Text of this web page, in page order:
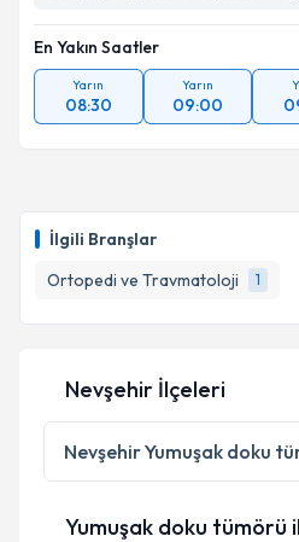
İlgili Branşlar
Ortopedi ve Travmatoloji
1
En Yakın Saatler
Yarın
08:30
Yarın
09:00
Nevşehir İlçeleri
NevşehirYumuşak doku
Yumuşak doku tümörü